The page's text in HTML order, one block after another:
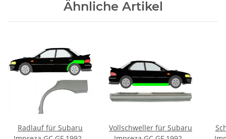
Ähnliche Artikel
Radlauf für Subaru
Vollschweller für Subaru